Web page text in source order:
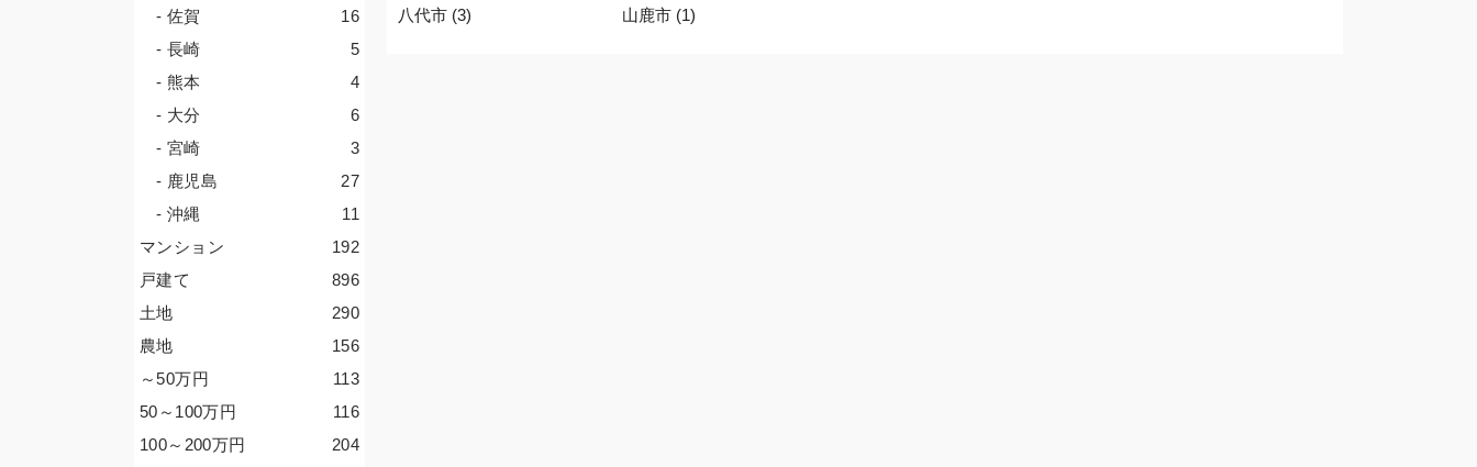
八代市 (3) 山鹿市 (1)
16
- 佐賀
5
- 長崎
4
- 熊本
6
- 大分
3
- 宮崎
27
- 鹿児島
11
- 沖縄
192
マンション
896
戸建て
290
土地
156
農地
113
～50万円
116
50～100万円
204
100～200万円